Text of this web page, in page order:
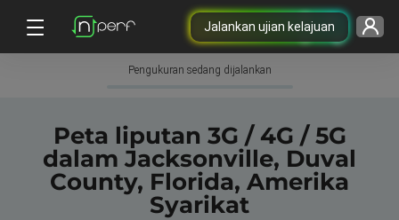
Jalankan ujian kelajuan
Pengukuran sedang dijalankan
Peta liputan 3G / 4G / 5G
dalam Jacksonville, Duval
County, Florida, Amerika
Syarikat